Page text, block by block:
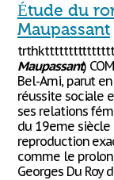
Étude du
Maupassant
Maupassant)
Bel-Ami, parut
réussite sociale
ses relations
du 19eme
reproduction
comme le
Georges Du Roy